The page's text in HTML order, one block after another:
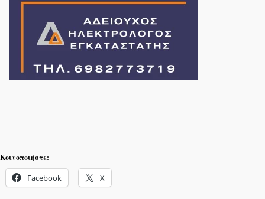
Κοινοποιήστε:
Facebook X